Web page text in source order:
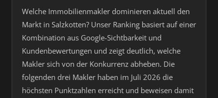
Welche Immobilienmakler dominieren aktuell den
Markt in Salzkotten? Unser Ranking basiert auf einer
Kombination aus Google-Sichtbarkeit und
Kundenbewertungen und zeigt deutlich, welche
Makler sich von der Konkurrenz abheben. Die
folgenden drei Makler haben im Juli 2026 die
höchsten Punktzahlen erreicht und beweisen damit